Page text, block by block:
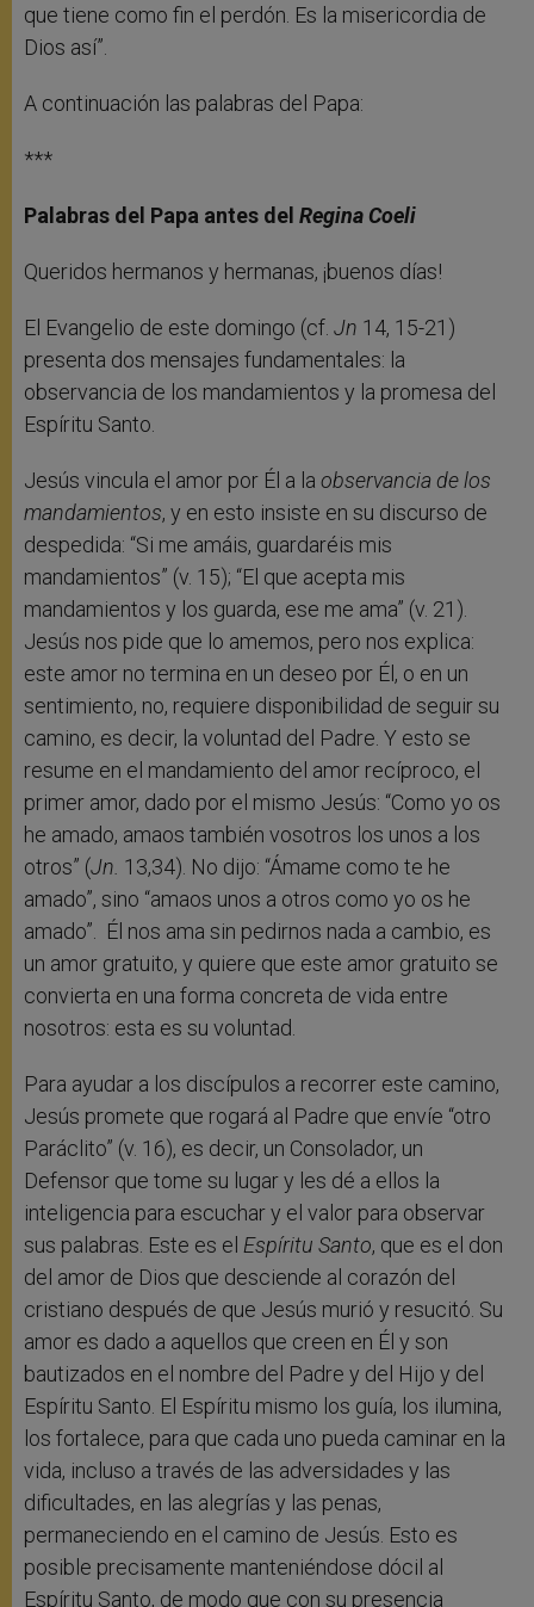
que tiene como fin el perdón. Es la misericordia de
Dios así”.
A continuación las palabras del Papa:
***
Palabras del Papa antes del Regina Coeli
Queridos hermanos y hermanas, ¡buenos días!
El Evangelio de este domingo (cf. Jn 14, 15-21)
presenta dos mensajes fundamentales: la
observancia de los mandamientos y la promesa del
Espíritu Santo.
Jesús vincula el amor por Él a la observancia de los
mandamientos, y en esto insiste en su discurso de
despedida: “Si me amáis, guardaréis mis
mandamientos” (v. 15); “El que acepta mis
mandamientos y los guarda, ese me ama” (v. 21).
Jesús nos pide que lo amemos, pero nos explica:
este amor no termina en un deseo por Él, o en un
sentimiento, no, requiere disponibilidad de seguir su
camino, es decir, la voluntad del Padre. Y esto se
resume en el mandamiento del amor recíproco, el
primer amor, dado por el mismo Jesús: “Como yo os
he amado, amaos también vosotros los unos a los
otros” (Jn. 13,34). No dijo: “Ámame como te he
amado”, sino “amaos unos a otros como yo os he
amado”. Él nos ama sin pedirnos nada a cambio, es
un amor gratuito, y quiere que este amor gratuito se
convierta en una forma concreta de vida entre
nosotros: esta es su voluntad.
Para ayudar a los discípulos a recorrer este camino,
Jesús promete que rogará al Padre que envíe “otro
Paráclito” (v. 16), es decir, un Consolador, un
Defensor que tome su lugar y les dé a ellos la
inteligencia para escuchar y el valor para observar
sus palabras. Este es el Espíritu Santo, que es el don
del amor de Dios que desciende al corazón del
cristiano después de que Jesús murió y resucitó. Su
amor es dado a aquellos que creen en Él y son
bautizados en el nombre del Padre y del Hijo y del
Espíritu Santo. El Espíritu mismo los guía, los ilumina,
los fortalece, para que cada uno pueda caminar en la
vida, incluso a través de las adversidades y las
dificultades, en las alegrías y las penas,
permaneciendo en el camino de Jesús. Esto es
posible precisamente manteniéndose dócil al
Espíritu Santo, de modo que con su presencia